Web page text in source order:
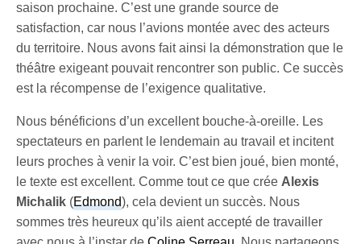
saison prochaine. C’est une grande source de
satisfaction, car nous l’avions montée avec des acteurs
du territoire. Nous avons fait ainsi la démonstration que le
théâtre exigeant pouvait rencontrer son public. Ce succès
est la récompense de l’exigence qualitative.
Nous bénéficions d’un excellent bouche-à-oreille. Les
spectateurs en parlent le lendemain au travail et incitent
leurs proches à venir la voir. C’est bien joué, bien monté,
le texte est excellent. Comme tout ce que crée Alexis
Michalik (Edmond), cela devient un succès. Nous
sommes très heureux qu’ils aient accepté de travailler